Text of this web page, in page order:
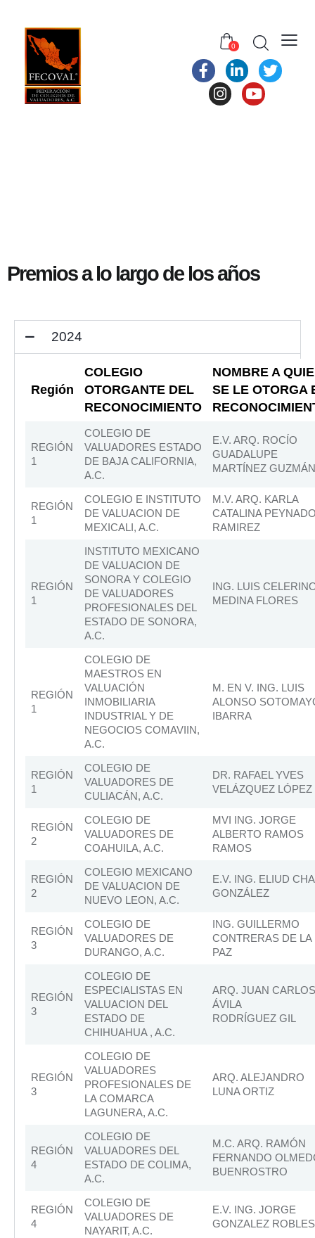
0
Premios a lo largo de los años
2024
Región
COLEGIO
OTORGANTE DEL
RECONOCIMIENTO
NOMBRE A
SE LE OTORGA
REGIÓN
1
COLEGIO DE
VALUADORES ESTADO
DE BAJA CALIFORNIA,
A.C.
E.V. ARQ. ROCÍO
GUADALUPE
MARTÍNEZ GUZMÁN
REGIÓN
1
COLEGIO E INSTITUTO
DE VALUACION DE
MEXICALI, A.C.
M.V. ARQ. KARLA
CATALINA
RAMIREZ
REGIÓN
1
INSTITUTO MEXICANO
DE VALUACION DE
SONORA Y COLEGIO
DE VALUADORES
PROFESIONALES DEL
ESTADO DE SONORA,
A.C.
ING. LUIS
MEDINA FLORES
REGIÓN
1
COLEGIO DE
MAESTROS EN
VALUACIÓN
INMOBILIARIA
INDUSTRIAL Y DE
NEGOCIOS COMAVIIN,
A.C.
M. EN V. ING. LUIS
ALONSO
IBARRA
REGIÓN
1
COLEGIO DE
VALUADORES DE
CULIACÁN, A.C.
DR. RAFAEL YVES
VELÁZQUEZ LÓPEZ
REGIÓN
2
COLEGIO DE
VALUADORES DE
COAHUILA, A.C.
MVI ING. JORGE
ALBERTO RAMOS
RAMOS
REGIÓN
2
COLEGIO MEXICANO
DE VALUACION DE
NUEVO LEON, A.C.
E.V. ING. ELIUD
GONZÁLEZ
REGIÓN
3
COLEGIO DE
VALUADORES DE
DURANGO, A.C.
ING. GUILLERMO
CONTRERAS DE LA
PAZ
REGIÓN
3
COLEGIO DE
ESPECIALISTAS EN
VALUACION DEL
ESTADO DE
CHIHUAHUA , A.C.
ARQ. JUAN CARLOS
ÁVILA
RODRÍGUEZ GIL
REGIÓN
3
COLEGIO DE
VALUADORES
PROFESIONALES DE
LA COMARCA
LAGUNERA, A.C.
ARQ. ALEJANDRO
LUNA ORTIZ
REGIÓN
4
COLEGIO DE
VALUADORES DEL
ESTADO DE COLIMA,
A.C.
M.C. ARQ. RAMÓN
FERNANDO
BUENROSTRO
REGIÓN
4
COLEGIO DE
VALUADORES DE
NAYARIT, A.C.
E.V. ING. JORGE
GONZALEZ ROBLES